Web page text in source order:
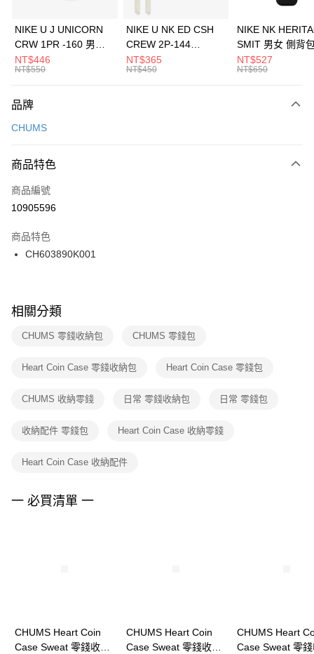
元大商業銀行
台灣樂天信用卡公司
全盈+PAY
AFTEE先享後付
【關於「AFTEE先享後付」】
便利好安心！
３．安心：先確認商品／服務後，再付款。
【「AFTEE先享後付」結帳流程】
１．於結帳方式選擇「AFTEE先享後付」後，將跳轉至「AFTEE先享後付」
２．訂單成立數日內，您將收到繳費通知簡訊。
３．收到繳費通知簡訊後14天內，點擊此簡訊中的連結，可透過四大超商／
ATM／網路銀行／等多元方式進行付款，方視為交易完成。
※ 交易是否成功請以「AFTEE先享後付 」之結帳頁面顯示為準，若有關於
是否繳費成功／繳費後需取消欲退款等相關疑問，請聯繫「AFTEE先享後付
客戶支援中心」https://netprotections.freshdesk.com/support/home
１．透過由恩沛科技股份有限公司提供之「AFTEE先享後付」服務完成之交
權轉讓予恩沛科技股份有限公司。
３．未成年的使用者請事先徵得法定代理人或監護人之同意方可使用
任。
請求用戶進行身份認證。
５．嚴禁一人註冊多個帳號或使用他人資訊註冊。若發現惡意使用之情形，
運送方式
每筆NT$100，滿NT$1,500(含以上)免運費
宅配
每筆NT$100，滿NT$1,500(含以上)免運費
NIKE U J UNICORN
CRW 1PR -160 男女
中統襪 FZ3393100
NT$446
NT$550
NIKE U NK ED CSH
CREW 2P-144
EMBRDY 男女 短統襪
FZ3073133
NT$365
NT$450
NIKE NK
SMIT 男女 側背
BA5871010
NT$527
NT$650
品牌
CHUMS
商品特色
商品編號
10905596
商品特色
CH603890K001
相關分類
CHUMS 零錢收納包 CHUMS 零錢包
Heart Coin Case 零錢收納包 Heart Coin Case 零錢包
CHUMS 收納零錢 日常 零錢收納包 日常 零錢包
收納配件 零錢包 Heart Coin Case 收納零錢
Heart Coin Case 收納配件
一 必買清單 一
CHUMS Heart Coin
Case Sweat 零錢收納
CHUMS Heart Coin
Case Sweat 零錢收納
CHUMS Heart
Case Sweat 零